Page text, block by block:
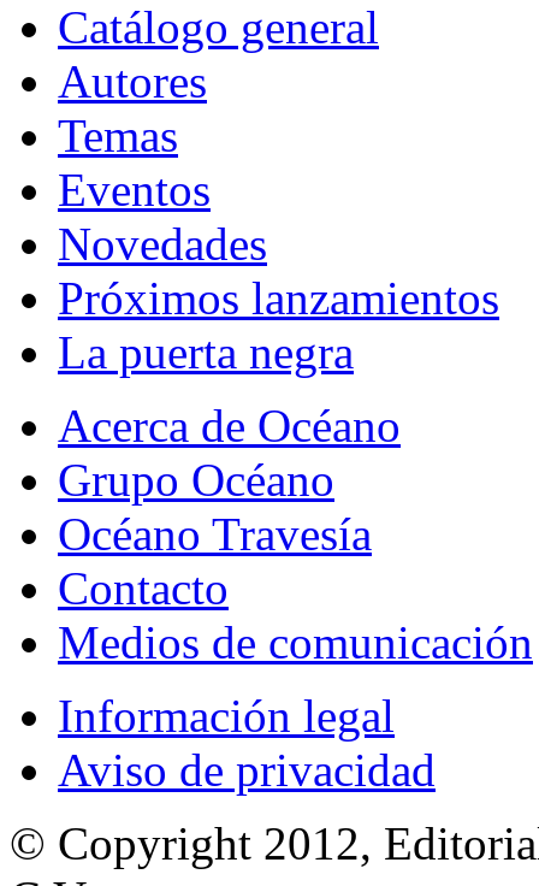
Catálogo general
Autores
Temas
Eventos
Novedades
Próximos lanzamientos
La puerta negra
Acerca de Océano
Grupo Océano
Océano Travesía
Contacto
Medios de comunicación
Información legal
Aviso de privacidad
© Copyright 2012,